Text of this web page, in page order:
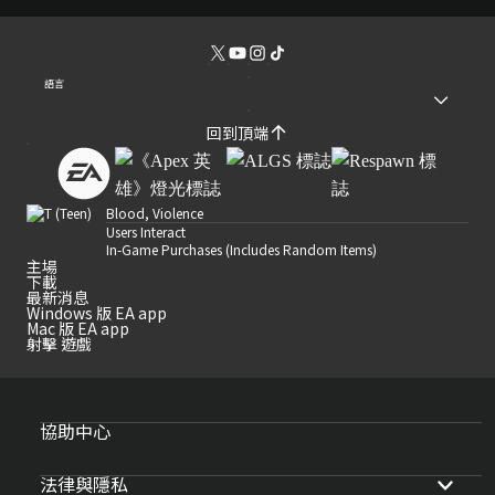
語言
回到頂端
Blood, Violence
Users Interact
In-Game Purchases (Includes Random Items)
主場
下載
最新消息
Windows 版 EA app
Mac 版 EA app
射擊 遊戲
協助中心
法律與隱私